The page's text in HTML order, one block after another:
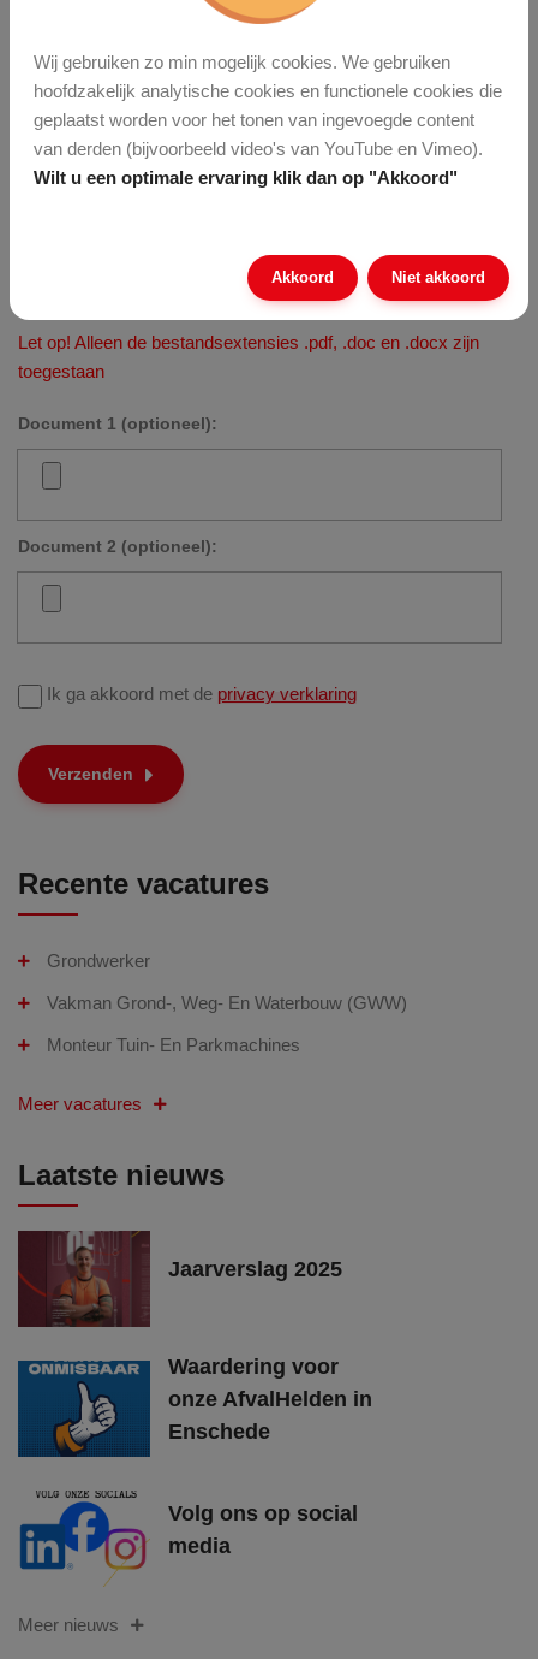
Wij gebruiken zo min mogelijk cookies. We gebruiken
hoofdzakelijk analytische cookies en functionele cookies die
geplaatst worden voor het tonen van ingevoegde content
van derden (bijvoorbeeld video's van YouTube en Vimeo).
Wilt u een optimale ervaring klik dan op "Akkoord"
Akkoord Niet akkoord
CV en/of Motivatiebrief invoegen
Let op! Alleen de bestandsextensies .pdf, .doc en .docx zijn
toegestaan
Document 1 (optioneel):
Document 2 (optioneel):
Ik ga akkoord met de privacy verklaring
Verzenden
Recente vacatures
Grondwerker
Vakman Grond-, Weg- En Waterbouw (GWW)
Monteur Tuin- En Parkmachines
Meer vacatures
Laatste nieuws
Jaarverslag 2025
Waardering voor
onze AfvalHelden in
Enschede
Volg ons op social
media
Meer nieuws